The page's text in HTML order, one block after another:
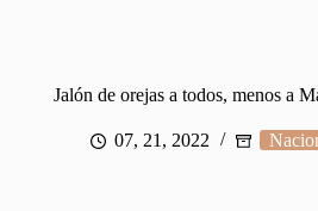
Jalón de orejas a todos, menos a
07, 21, 2022